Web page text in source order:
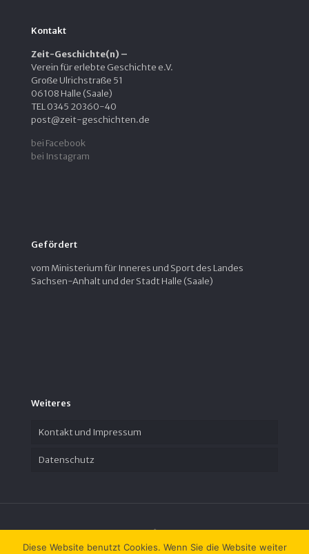
Kontakt
Zeit-Geschichte(n) –
Verein für erlebte Geschichte e.V.
Große Ulrichstraße 51
06108 Halle (Saale)
TEL 0345 20360-40
post@zeit-geschichten.de
bei Facebook
bei Instagram
Gefördert
vom Ministerium für Inneres und Sport des Landes
Sachsen-Anhalt und der Stadt Halle (Saale)
Weiteres
Kontakt und Impressum
Datenschutz
Diese Website benutzt Cookies. Wenn Sie die Website weiter